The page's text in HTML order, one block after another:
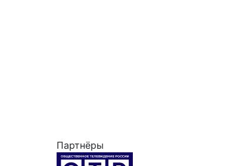
Партнёры